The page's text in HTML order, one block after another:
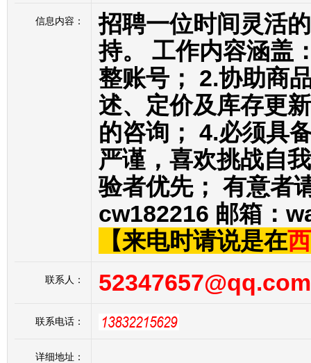
信息内容：
招聘一位时间灵活
持。 工作内容涵盖
整账号； 2.协助商
述、定价及库存更
的咨询； 4.必须具
严谨，喜欢挑战自
验者优先； 有意者
cw182216 邮箱：
【来电时请说是在
联系人： 52347657@qq.com
联系电话：
详细地址：